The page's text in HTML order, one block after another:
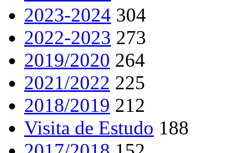
2023-2024 304
2022-2023 273
2019/2020 264
2021/2022 225
2018/2019 212
Visita de Estudo 188